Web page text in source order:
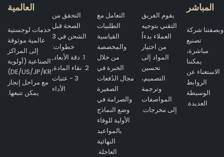
المباشر
وبصفتنا شركة
تصنيع
مباشرة،
يمكننا
الاستغناء عن
الروابط
الوسيطة
العديدة.
يقوم الفريق
التقني بتوجيه
العملاء بدءاً
من اختيار
المواد إلى
تحسين
التصميم،
وترجمة
المواصفات
إلى مخرجات.
التعامل مع
الطلبيات
القياسية
والمخصصة
من خلال
الخبرة في
مجال الدُفعات
الصغيرة
والصرامة في
وضع النماذج
الأولية للوفاء
بالمواعيد
النهائية
العاجلة.
التحقق من
الصحة قبل
الشحن في 3
خطوات:
1. دقة الأبعاد,
2. نقاء المادة,
3 - عتبات
الأداء
العالمية
خدمات لوجستية
عالمية موثوقة
إلى المراكز
الصناعية (أولوية
DE/US/JP/KR)
مع مراحل إنجاز
يمكن تتبعها.